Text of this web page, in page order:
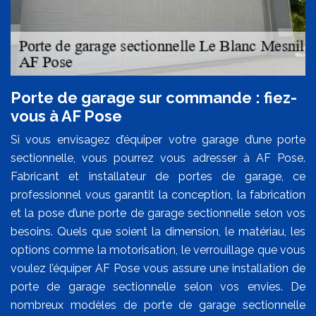
Porte de garage sur commande : fiez-
vous à AF Pose
Si vous envisagez d’équiper votre garage d’une porte
sectionnelle, vous pourrez vous adresser à AF Pose.
Fabricant et installateur de portes de garage, ce
professionnel vous garantit la conception, la fabrication
et la pose d’une porte de garage sectionnelle selon vos
besoins. Quels que soient la dimension, le matériau, les
options comme la motorisation, le verrouillage que vous
voulez l’équiper AF Pose vous assure une installation de
porte de garage sectionnelle selon vos envies. De
nombreux modèles de porte de garage sectionnelle